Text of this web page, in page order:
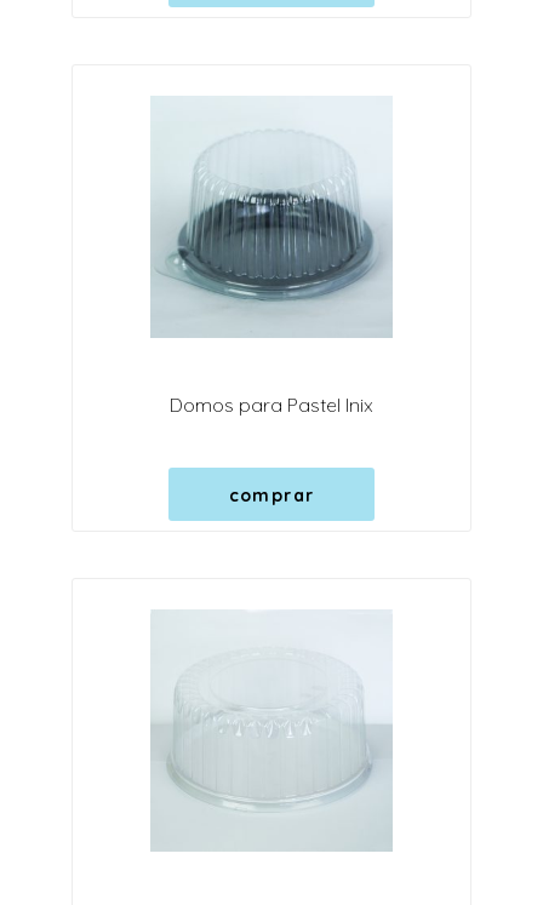
Domos para Pastel Inix
comprar